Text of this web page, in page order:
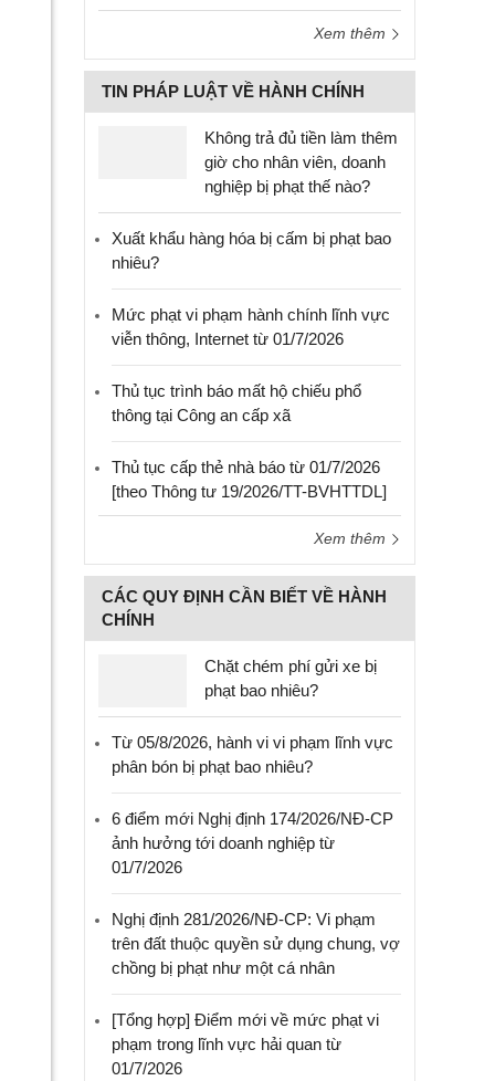
Xem thêm
TIN PHÁP LUẬT VỀ HÀNH CHÍNH
Không trả đủ tiền làm thêm
giờ cho nhân viên, doanh
nghiệp bị phạt thế nào?
Xuất khẩu hàng hóa bị cấm bị phạt bao
nhiêu?
Mức phạt vi phạm hành chính lĩnh vực
viễn thông, Internet từ 01/7/2026
Thủ tục trình báo mất hộ chiếu phổ
thông tại Công an cấp xã
Thủ tục cấp thẻ nhà báo từ 01/7/2026
[theo Thông tư 19/2026/TT-BVHTTDL]
Xem thêm
CÁC QUY ĐỊNH CẦN BIẾT VỀ HÀNH
CHÍNH
Chặt chém phí gửi xe bị
phạt bao nhiêu?
Từ 05/8/2026, hành vi vi phạm lĩnh vực
phân bón bị phạt bao nhiêu?
6 điểm mới Nghị định 174/2026/NĐ-CP
ảnh hưởng tới doanh nghiệp từ
01/7/2026
Nghị định 281/2026/NĐ-CP: Vi phạm
trên đất thuộc quyền sử dụng chung, vợ
chồng bị phạt như một cá nhân
[Tổng hợp] Điểm mới về mức phạt vi
phạm trong lĩnh vực hải quan từ
01/7/2026